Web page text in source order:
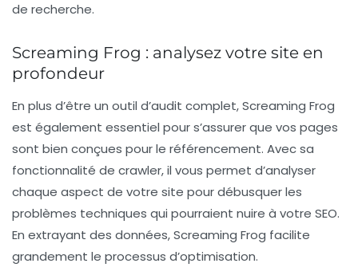
de recherche.
Screaming Frog : analysez votre site en
profondeur
En plus d’être un outil d’audit complet, Screaming Frog
est également essentiel pour s’assurer que vos pages
sont bien conçues pour le référencement. Avec sa
fonctionnalité de crawler, il vous permet d’analyser
chaque aspect de votre site pour débusquer les
problèmes techniques qui pourraient nuire à votre SEO.
En extrayant des données, Screaming Frog facilite
grandement le processus d’optimisation.